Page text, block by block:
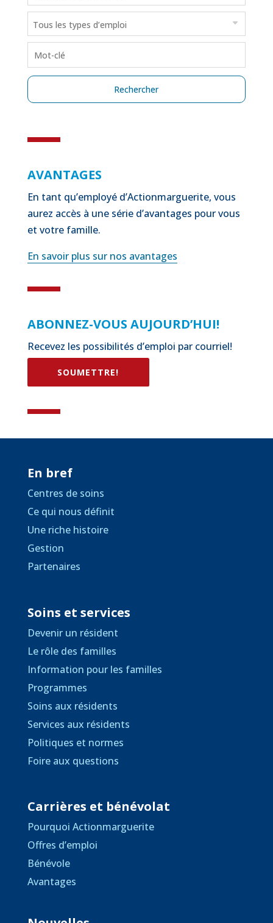
AVANTAGES
En tant qu’employé d’Actionmarguerite, vous
aurez accès à une série d’avantages pour vous
et votre famille.
En savoir plus sur nos avantages
ABONNEZ-VOUS AUJOURD’HUI!
Recevez les possibilités d’emploi par courriel!
SOUMETTRE!
En bref
Centres de soins
Ce qui nous définit
Une riche histoire
Gestion
Partenaires
Soins et services
Devenir un résident
Le rôle des familles
Information pour les familles
Programmes
Soins aux résidents
Services aux résidents
Politiques et normes
Foire aux questions
Carrières et bénévolat
Pourquoi Actionmarguerite
Offres d’emploi
Bénévole
Avantages